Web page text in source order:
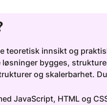
teoretisk innsikt og
bygges,
og skalerbarhet.
JavaScript, HTML og